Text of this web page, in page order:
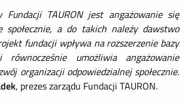
Fundacji TAURON jest angażowanie się
a do takich należy dawstwo
fundacji wpływa na rozszerzenie bazy
umożliwia angażowanie
organizacji odpowiedzialnej społecznie.
, prezes zarządu Fundacji TAURON.